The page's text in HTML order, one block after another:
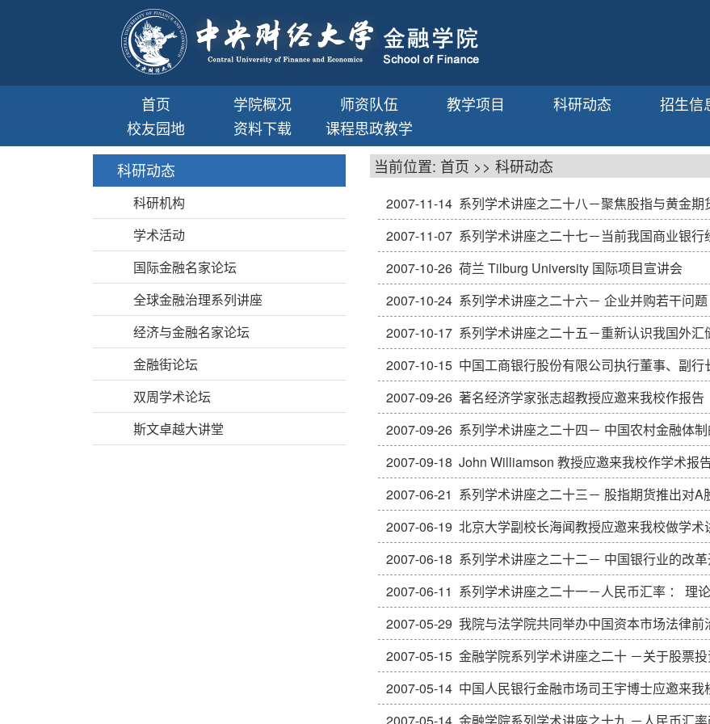
首页 学院概况 师资队伍 教学项目 科研动态 招生信
校友园地
资料下载
课程思政教学
科研动态
科研机构
学术活动
国际金融名家论坛
全球金融治理系列讲座
经济与金融名家论坛
金融街论坛
双周学术论坛
斯文卓越大讲堂
当前位置: 首页 >> 科研动态
2007-11-14 系列学术讲座之二十八－聚焦股指与黄金期
2007-11-07 系列学术讲座之二十七－当前我国商业银
2007-10-26 荷兰 Tilburg University 国际项目宣讲会
2007-10-24 系列学术讲座之二十六－ 企业并购若干问题
2007-10-17 系列学术讲座之二十五－重新认识我国外汇
2007-10-15 中国工商银行股份有限公司执行董事、副
2007-09-26 著名经济学家张志超教授应邀来我校作报告
2007-09-26 系列学术讲座之二十四－ 中国农村金融体
2007-09-18 John Williamson 教授应邀来我校作学术报
2007-06-21 系列学术讲座之二十三－ 股指期货推出对A
2007-06-19 北京大学副校长海闻教授应邀来我校做学术
2007-06-18 系列学术讲座之二十二－ 中国银行业的改
2007-06-11 系列学术讲座之二十一－人民币汇率 ： 理
2007-05-29 我院与法学院共同举办中国资本市场法律前
2007-05-15 金融学院系列学术讲座之二十 －关于股票
2007-05-14 中国人民银行金融市场司王宇博士应邀来我